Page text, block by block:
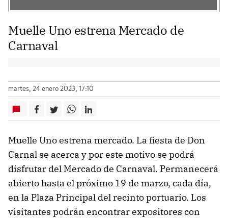
Muelle Uno estrena Mercado de
Carnaval
martes, 24 enero 2023, 17:10
Muelle Uno estrena mercado. La fiesta de Don
Carnal se acerca y por este motivo se podrá
disfrutar del Mercado de Carnaval. Permanecerá
abierto hasta el próximo 19 de marzo, cada día,
en la Plaza Principal del recinto portuario. Los
visitantes podrán encontrar expositores con